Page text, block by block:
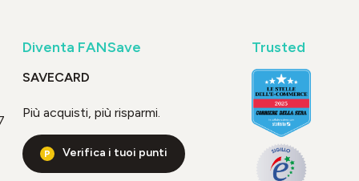
Diventa FANSave
SAVECARD
Più acquisti, più risparmi.
Verifica i tuoi punti
Trusted